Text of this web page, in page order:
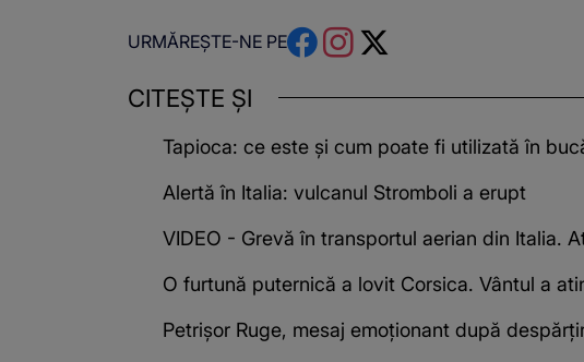
URMĂREȘTE-NE PE
CITEȘTE ȘI
Tapioca: ce este și cum poate fi utilizată în
Alertă în Italia: vulcanul Stromboli a erupt
VIDEO - Grevă în transportul aerian din Italia.
O furtună puternică a lovit Corsica. Vântul a
Petrișor Ruge, mesaj emoționant după